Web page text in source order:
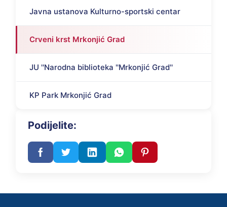
Javna ustanova Kulturno-sportski centar
Crveni krst Mrkonjić Grad
JU ''Narodna biblioteka ''Mrkonjić Grad''
KP Park Mrkonjić Grad
Podijelite: